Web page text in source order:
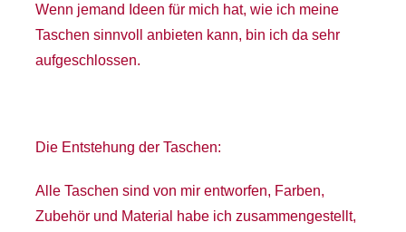
Wenn jemand Ideen für mich hat, wie ich meine
Taschen sinnvoll anbieten kann, bin ich da sehr
aufgeschlossen.
Die Entstehung der Taschen:
Alle Taschen sind von mir entworfen, Farben,
Zubehör und Material habe ich zusammengestellt,